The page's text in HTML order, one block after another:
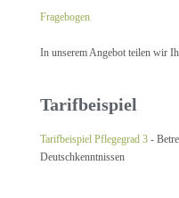
Fragebogen
In unserem Angebot teilen wir
Tarifbeispiel
Tarifbeispiel Pflegegrad 3 -
Deutschkenntnissen